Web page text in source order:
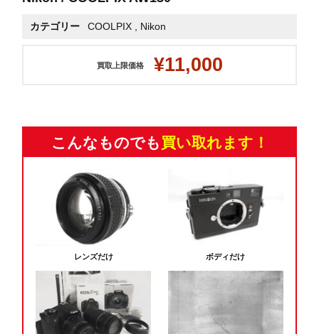
カテゴリー COOLPIX Nikon
買取上限価格 ¥11,000
こんなものでも 買い取れます！
レンズだけ ボディだけ